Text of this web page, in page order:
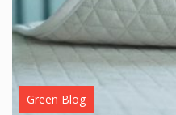
Green Blog